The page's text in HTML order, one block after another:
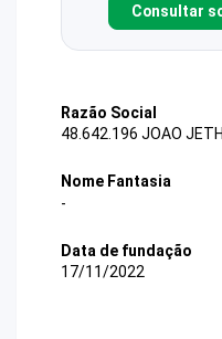
Consultar
Razão Social
48.642.196 JOAO
Nome Fantasia
-
Data de fundação
17/11/2022